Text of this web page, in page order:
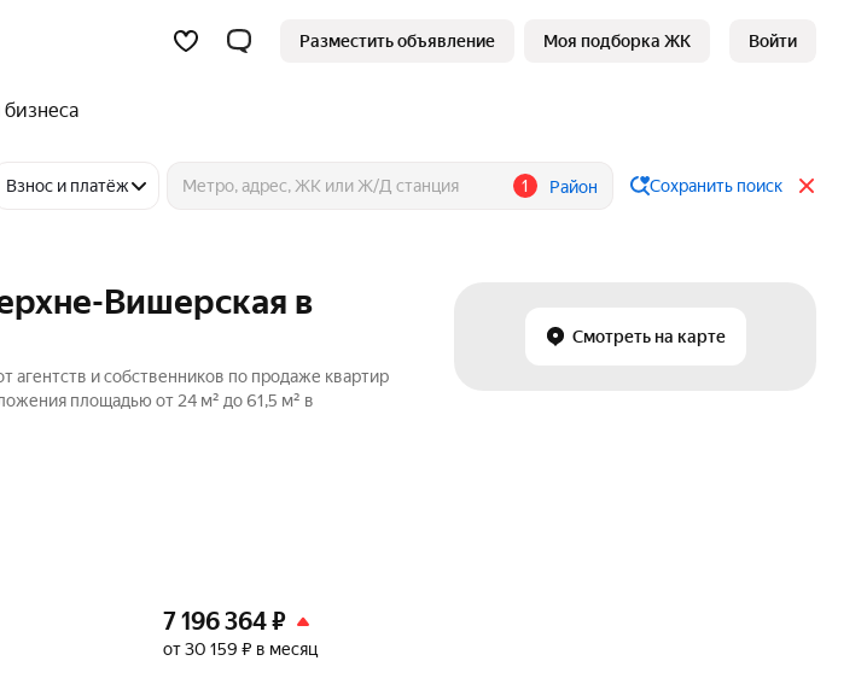
Разместить объявление Моя подборка ЖК Войти
Взнос и платёж 1 Район Сохранить поиск
Смотреть на карте
Вишерская в
агентств и собственников по продаже квартир
площадью от 24 м² до 61,5 м² в
7 196 364₽
от 30 159 ₽ в месяц